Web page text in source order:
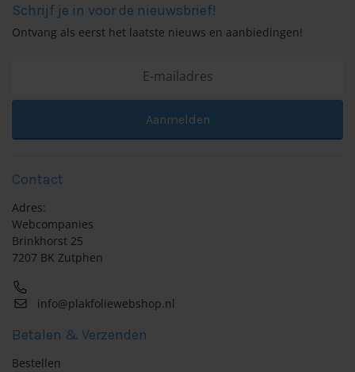
Schrijf je in voor de nieuwsbrief!
Ontvang als eerst het laatste nieuws en aanbiedingen!
Aanmelden
Contact
Adres:
Webcompanies
Brinkhorst 25
7207 BK Zutphen
info@plakfoliewebshop.nl
Betalen & Verzenden
Bestellen